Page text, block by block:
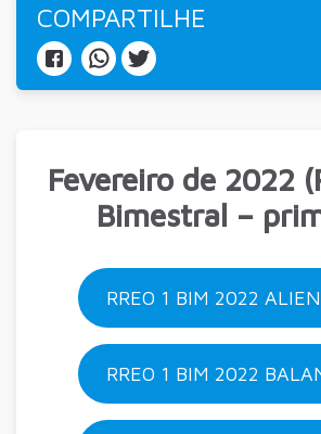
COMPARTILHE
Fevereiro de 2022
Bimestral –